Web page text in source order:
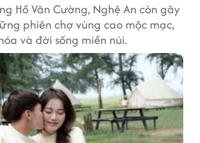
Hồ Văn Cường, Nghệ An còn gây
phiên chợ vùng cao mộc mạc,
và đời sống miền núi.